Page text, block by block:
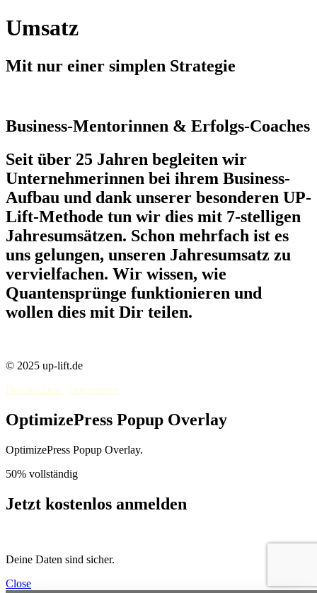
Umsatz
Mit nur einer simplen Strategie
Business-Mentorinnen & Erfolgs-Coaches
Seit über 25 Jahren begleiten wir
Unternehmerinnen bei ihrem Business-
Aufbau und dank unserer besonderen UP-
Lift-Methode tun wir dies mit 7-stelligen
Jahresumsätzen. Schon mehrfach ist es
uns gelungen, unseren Jahresumsatz zu
vervielfachen. Wir wissen, wie
Quantensprünge funktionieren und
wollen dies mit Dir teilen.
© 2025 up-lift.de
Datenschutz
Impressum
OptimizePress Popup Overlay
OptimizePress Popup Overlay.
50% vollständig
Jetzt kostenlos anmelden
Deine Daten sind sicher.
Close